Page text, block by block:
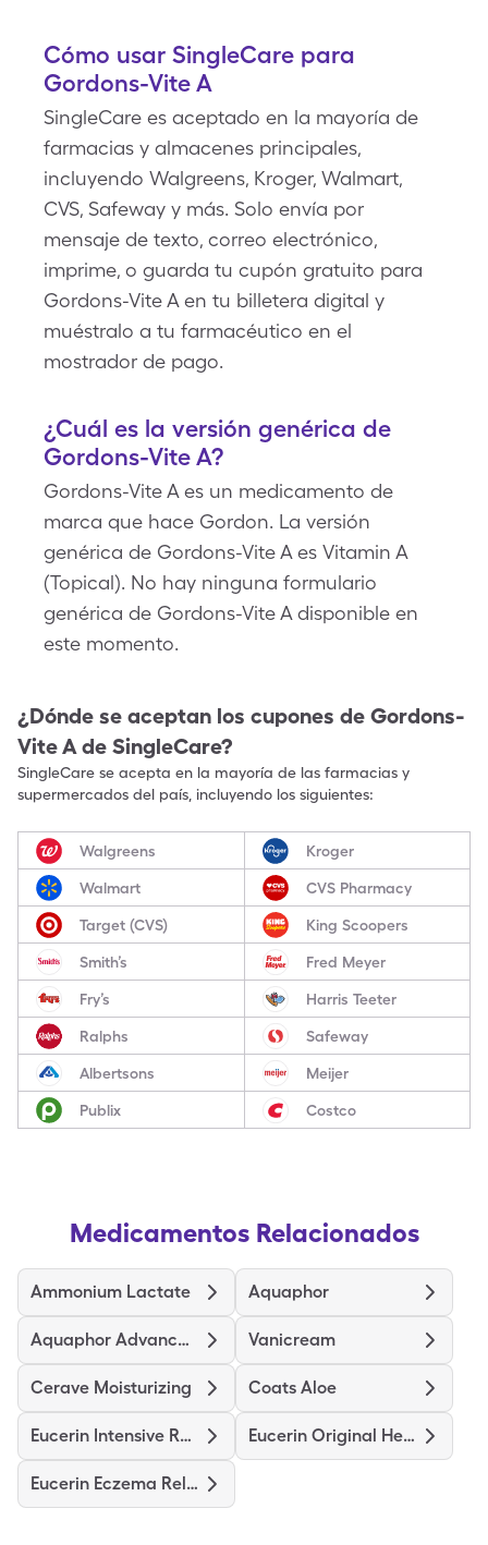
Cómo usar SingleCare para
Gordons-Vite A
SingleCare es aceptado en la mayoría de
farmacias y almacenes principales,
incluyendo Walgreens, Kroger, Walmart,
CVS, Safeway y más. Solo envía por
mensaje de texto, correo electrónico,
imprime, o guarda tu cupón gratuito para
Gordons-Vite A en tu billetera digital y
muéstralo a tu farmacéutico en el
mostrador de pago.
¿Cuál es la versión genérica de
Gordons-Vite A?
Gordons-Vite A es un medicamento de
marca que hace Gordon. La versión
genérica de Gordons-Vite A es Vitamin A
(Topical). No hay ninguna formulario
genérica de Gordons-Vite A disponible en
este momento.
¿Dónde se aceptan los cupones de Gordons-
Vite A de SingleCare?
SingleCare se acepta en la mayoría de las farmacias y
supermercados del país, incluyendo los siguientes:
Walgreens Kroger
Walmart CVS Pharmacy
Target (CVS) King Scoopers
Smith’s Fred Meyer
Fry’s Harris Teeter
Ralphs Safeway
Albertsons Meijer
Publix Costco
Medicamentos Relacionados
Ammonium Lactate Aquaphor
Aquaphor Advanced Therapy Vanicream
Cerave Moisturizing Coats Aloe
Eucerin Intensive Repair Eucerin Original Healing
Eucerin Eczema Relief